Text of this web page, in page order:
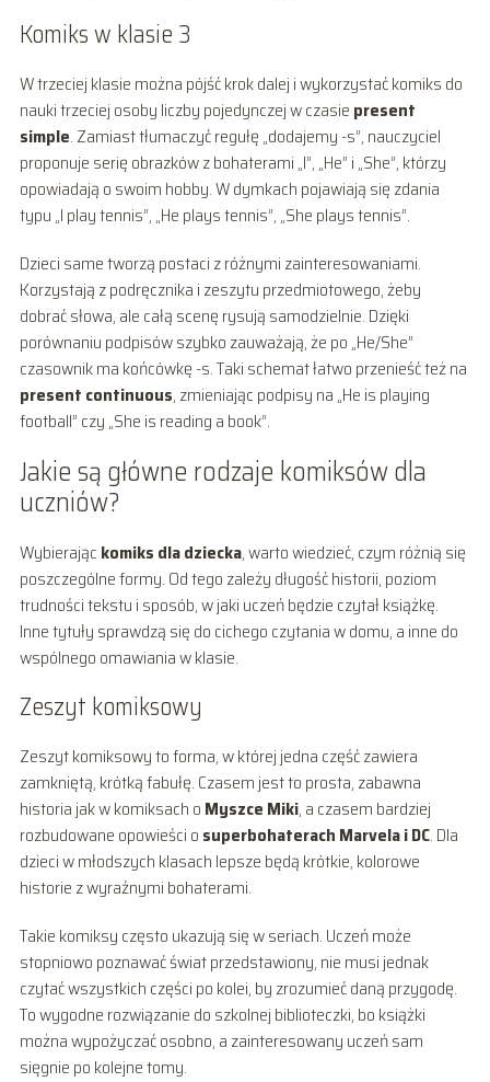
Komiks w klasie 3
W trzeciej klasie można pójść krok dalej i wykorzystać komiks do
nauki trzeciej osoby liczby pojedynczej w czasie present
simple. Zamiast tłumaczyć regułę „dodajemy -s”, nauczyciel
proponuje serię obrazków z bohaterami „I”, „He” i „She”, którzy
opowiadają o swoim hobby. W dymkach pojawiają się zdania
typu „I play tennis”, „He plays tennis”, „She plays tennis”.
Dzieci same tworzą postaci z różnymi zainteresowaniami.
Korzystają z podręcznika i zeszytu przedmiotowego, żeby
dobrać słowa, ale całą scenę rysują samodzielnie. Dzięki
porównaniu podpisów szybko zauważają, że po „He/She”
czasownik ma końcówkę -s. Taki schemat łatwo przenieść też na
present continuous, zmieniając podpisy na „He is playing
football” czy „She is reading a book”.
Jakie są główne rodzaje komiksów dla
uczniów?
Wybierając komiks dla dziecka, warto wiedzieć, czym różnią się
poszczególne formy. Od tego zależy długość historii, poziom
trudności tekstu i sposób, w jaki uczeń będzie czytał książkę.
Inne tytuły sprawdzą się do cichego czytania w domu, a inne do
wspólnego omawiania w klasie.
Zeszyt komiksowy
Zeszyt komiksowy to forma, w której jedna część zawiera
zamkniętą, krótką fabułę. Czasem jest to prosta, zabawna
historia jak w komiksach o Myszce Miki, a czasem bardziej
rozbudowane opowieści o superbohaterach Marvela i DC. Dla
dzieci w młodszych klasach lepsze będą krótkie, kolorowe
historie z wyraźnymi bohaterami.
Takie komiksy często ukazują się w seriach. Uczeń może
stopniowo poznawać świat przedstawiony, nie musi jednak
czytać wszystkich części po kolei, by zrozumieć daną przygodę.
To wygodne rozwiązanie do szkolnej biblioteczki, bo książki
można wypożyczać osobno, a zainteresowany uczeń sam
sięgnie po kolejne tomy.